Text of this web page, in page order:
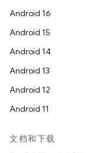
Android 16
Android 15
Android 14
Android 13
Android 12
Android 11
文档和下载